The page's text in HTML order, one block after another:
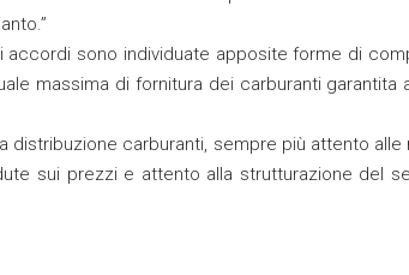
accordi sono individuate apposite forme di
massima di fornitura dei carburanti garantita
distribuzione carburanti, sempre più attento
sui prezzi e attento alla strutturazione del